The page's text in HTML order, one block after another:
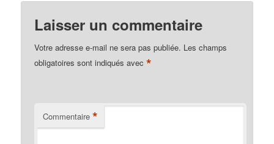
Laisser un commentaire
Votre adresse e-mail ne sera pas publiée. Les champs
obligatoires sont indiqués avec*
Commentaire *